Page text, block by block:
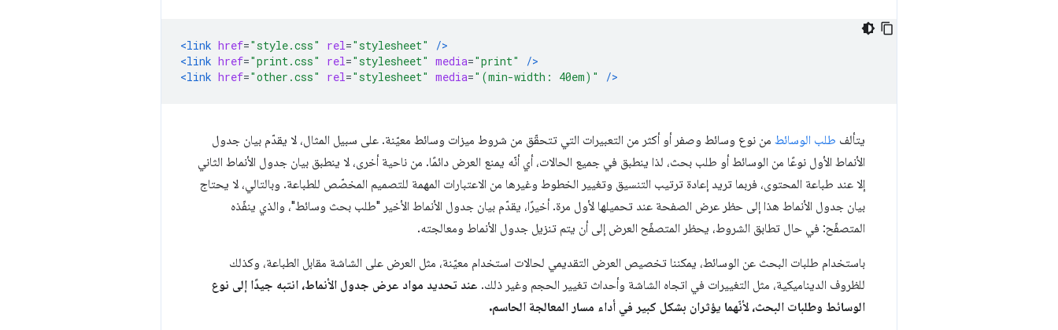
<link href="style.css" rel="stylesheet"
/>
<link href="print.css" rel="stylesheet" media="print"
/>
<link href="other.css" rel="stylesheet" media="(min-width: 40em)" />
يتألف طلب الوسائط من نوع وسائط وصفر أو أكثر من التعبيرات التي تتحقّق من شروط ميزات وسائط معيّنة. على سبيل المثال، لا يقدّم بيان جدول
الأنماط الأول نوعًا من الوسائط أو طلب بحث، لذا ينطبق في جميع الحالات، أي أنّه يمنع العرض دائمًا. من ناحية أخرى، لا ينطبق بيان جدول الأنماط الثاني
إلا عند طباعة المحتوى، فربما تريد إعادة ترتيب التنسيق وتغيير الخطوط وغيرها من الاعتبارات المهمة للتصميم المخصّص للطباعة. وبالتالي، لا يحتاج
بيان جدول الأنماط هذا إلى حظر عرض الصفحة عند تحميلها لأول مرة. أخيرًا، يقدّم بيان جدول الأنماط الأخير "طلب بحث وسائط"، والذي ينفّذه
المتصفّح: في حال تطابق الشروط، يحظر المتصفّح العرض إلى أن يتم تنزيل جدول الأنماط ومعالجته.
باستخدام طلبات البحث عن الوسائط، يمكننا تخصيص العرض التقديمي لحالات استخدام معيّنة، مثل العرض على الشاشة مقابل الطباعة، وكذلك
للظروف الديناميكية، مثل التغييرات في اتجاه الشاشة وأحداث تغيير الحجم وغير ذلك. عند تحديد مواد عرض جدول الأنماط، انتبه جيدًا إلى نوع
الوسائط وطلبات البحث، لأنّهما يؤثران بشكل كبير في أداء مسار المعالجة الحاسم.